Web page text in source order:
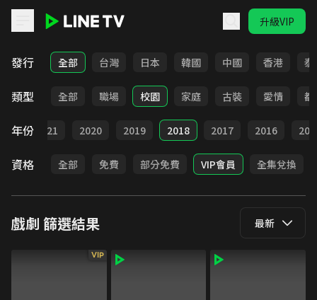
升級VIP
LINE TV - 戲劇
發行 全部 台灣 日本 韓國 中國 香港 泰
類型 全部 職場 校園 家庭 古裝 愛情 都
年份 2021 2020 2019 2018 2017 2016
資格 全部 免費 部分免費 VIP會員 全集兌換
戲劇 篩選結果 最新
VIP